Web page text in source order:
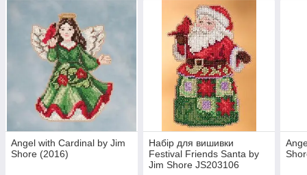
Angel with Cardinal by Jim
Shore (2016)
Набір для вишивки
Festival Friends Santa by
Jim Shore JS203106